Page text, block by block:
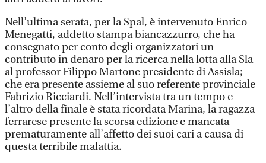
Nell’ultima serata, per la Spal, è intervenuto Enrico
Menegatti, addetto stampa biancazzurro, che ha
consegnato per conto degli organizzatori un
contributo in denaro per la ricerca nella lotta alla Sla
al professor Filippo Martone presidente di Assisla;
che era presente assieme al suo referente provinciale
Fabrizio Ricciardi. Nell’intervista tra un tempo e
l’altro della finale è stata ricordata Marina, la ragazza
ferrarese presente la scorsa edizione e mancata
prematuramente all’affetto dei suoi cari a causa di
questa terribile malattia.